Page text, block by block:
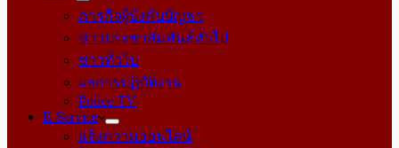
ภารกิจผู้บังคับบัญชา
ข่าวประชาสัมพันธ์ทั่วไป
ข่าวทั่วไป
ผลการปฏิบัติงาน
Police TV
E-Service
แจ้งความออนไลน์